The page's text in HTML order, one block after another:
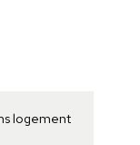
logement